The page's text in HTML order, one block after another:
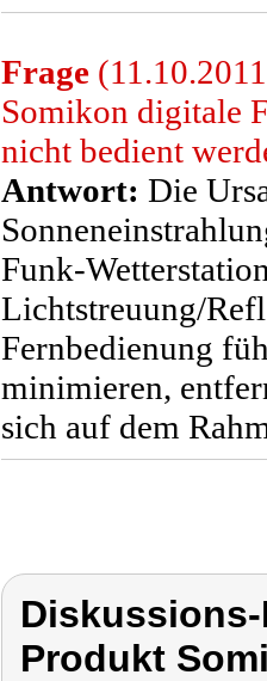
Frage
Somikon digitale
nicht bedient
Antwort: Die
Funk-
Lichtstreuung/
Fernbedienung
minimieren,
sich auf dem
Produkt